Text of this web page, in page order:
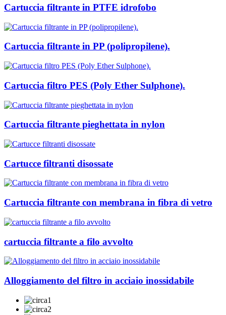
Cartuccia filtrante in PTFE idrofobo
Cartuccia filtrante in PP (polipropilene).
Cartuccia filtro PES (Poly Ether Sulphone).
Cartuccia filtrante pieghettata in nylon
Cartucce filtranti disossate
Cartuccia filtrante con membrana in fibra di vetro
cartuccia filtrante a filo avvolto
Alloggiamento del filtro in acciaio inossidabile